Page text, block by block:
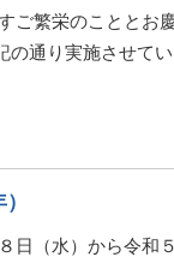
ご繁栄のことと
通り実施させて
日（水）から令